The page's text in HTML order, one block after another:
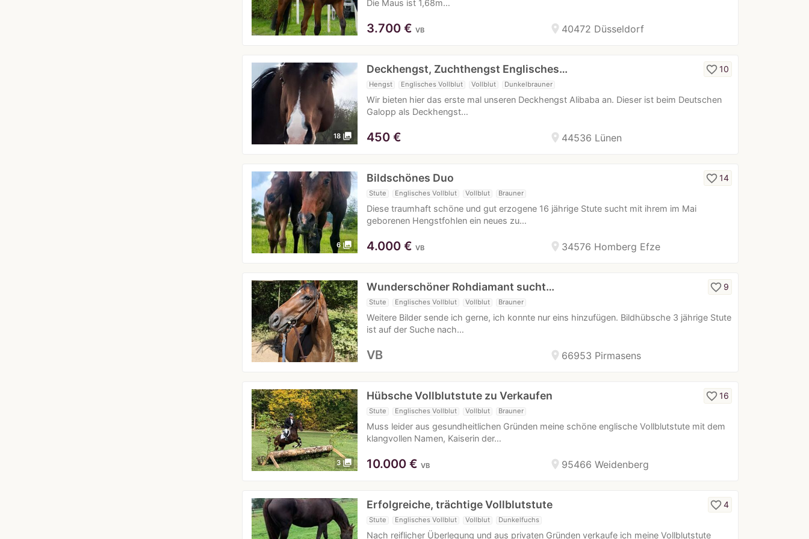
Die Maus ist 1,68m…
location_on 40472 Düsseldorf
3.700 € VB
18 photo_library
Deckhengst, Zuchthengst Englisches…
Hengst Englisches Vollblut Vollblut Dunkelbrauner
Wir bieten hier das erste mal unseren Deckhengst Alibaba an. Dieser ist beim Deutschen
Galopp als Deckhengst…
favorite_border10
location_on 44536 Lünen
450 €
6 photo_library
Bildschönes Duo
Stute Englisches Vollblut Vollblut Brauner
Diese traumhaft schöne und gut erzogene 16 jährige Stute sucht mit ihrem im Mai
geborenen Hengstfohlen ein neues zu…
favorite_border14
location_on 34576 Homberg Efze
4.000 € VB
Wunderschöner Rohdiamant sucht…
Stute Englisches Vollblut Vollblut Brauner
Weitere Bilder sende ich gerne, ich konnte nur eins hinzufügen. Bildhübsche 3 jährige Stute
ist auf der Suche nach…
favorite_border 9
location_on 66953 Pirmasens
VB
3 photo_library
Hübsche Vollblutstute zu Verkaufen
Stute Englisches Vollblut Vollblut Brauner
Muss leider aus gesundheitlichen Gründen meine schöne englische Vollblutstute mit dem
klangvollen Namen, Kaiserin der…
favorite_border16
location_on 95466 Weidenberg
10.000 € VB
Erfolgreiche, trächtige Vollblutstute
Stute Englisches Vollblut Vollblut Dunkelfuchs
Nach reiflicher Überlegung und aus privaten Gründen verkaufe ich meine Vollblutstute
favorite_border4